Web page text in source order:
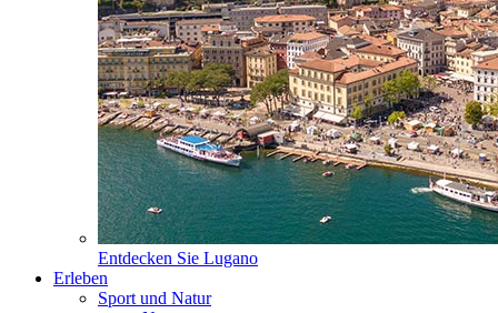
Entdecken Sie Lugano
Erleben
Sport und Natur